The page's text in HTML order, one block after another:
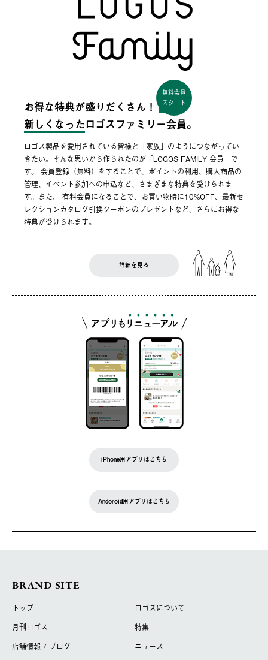
お得な特典が盛りだくさん！
無料会員
スタート
新しくなった ロゴスファミリー会員。
ロゴス製品を愛用されている皆様と「家族」のようにつながってい
きたい。そんな思いから作られたのが「LOGOS FAMILY 会員」で
す。 会員登録（無料）をすることで、ポイントの利用、購入商品の
管理、イベント参加への申込など、さまざまな特典を受けられま
す。また、 有料会員になることで、お買い物時に10%OFF、最新セ
レクションカタログ引換クーポンのプレゼントなど、さらにお得な
特典が受けられます。
詳細を見る
iPhone用アプリはこちら
Andoroid用アプリはこちら
BRAND SITE
トップ
ロゴスについて
月刊ロゴス
特集
店舗情報 / ブログ
ニュース